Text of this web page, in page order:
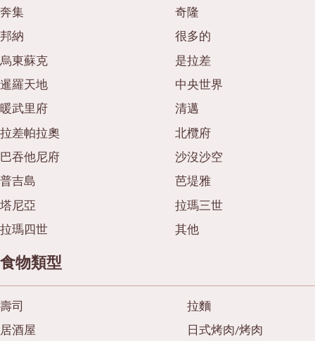
奔集
奇隆
邦納
很多的
烏東蘇克
是拉差
暹羅天地
中央世界
暖武里府
清邁
拉差帕拉奧
北欖府
巴吞他尼府
沙沒沙空
普吉島
芭堤雅
塔尼亞
拉瑪三世
拉瑪四世
其他
食物類型
壽司
拉麵
居酒屋
日式烤肉/烤肉